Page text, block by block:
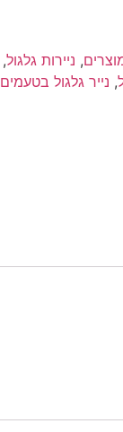
, ניירות גלגול,
, נייר גלגול בטעמים